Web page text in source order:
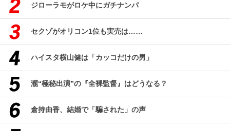
ジローラモがロケ中にガチナンパ
セクゾがオリコン1位も実売は……
ハイスタ横山健は「カッコだけの男」
瀧“極秘出演”の『全裸監督』はどうなる？
倉持由香、結婚で「騙された」の声